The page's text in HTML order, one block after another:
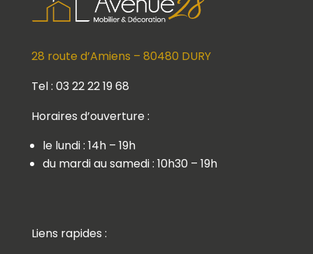
28 route d’Amiens – 80480 DURY
Tel : 03 22 22 19 68
Horaires d’ouverture :
le lundi : 14h – 19h
du mardi au samedi : 10h30 – 19h
Liens rapides :